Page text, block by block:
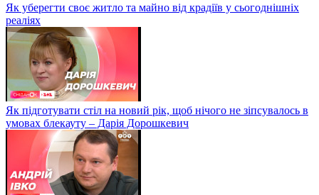
Як уберегти своє житло та майно від крадіїв у сьогоднішніх
реаліях
Як підготувати стіл на новий рік, щоб нічого не зіпсувалось в
умовах блекауту – Дарія Дорошкевич